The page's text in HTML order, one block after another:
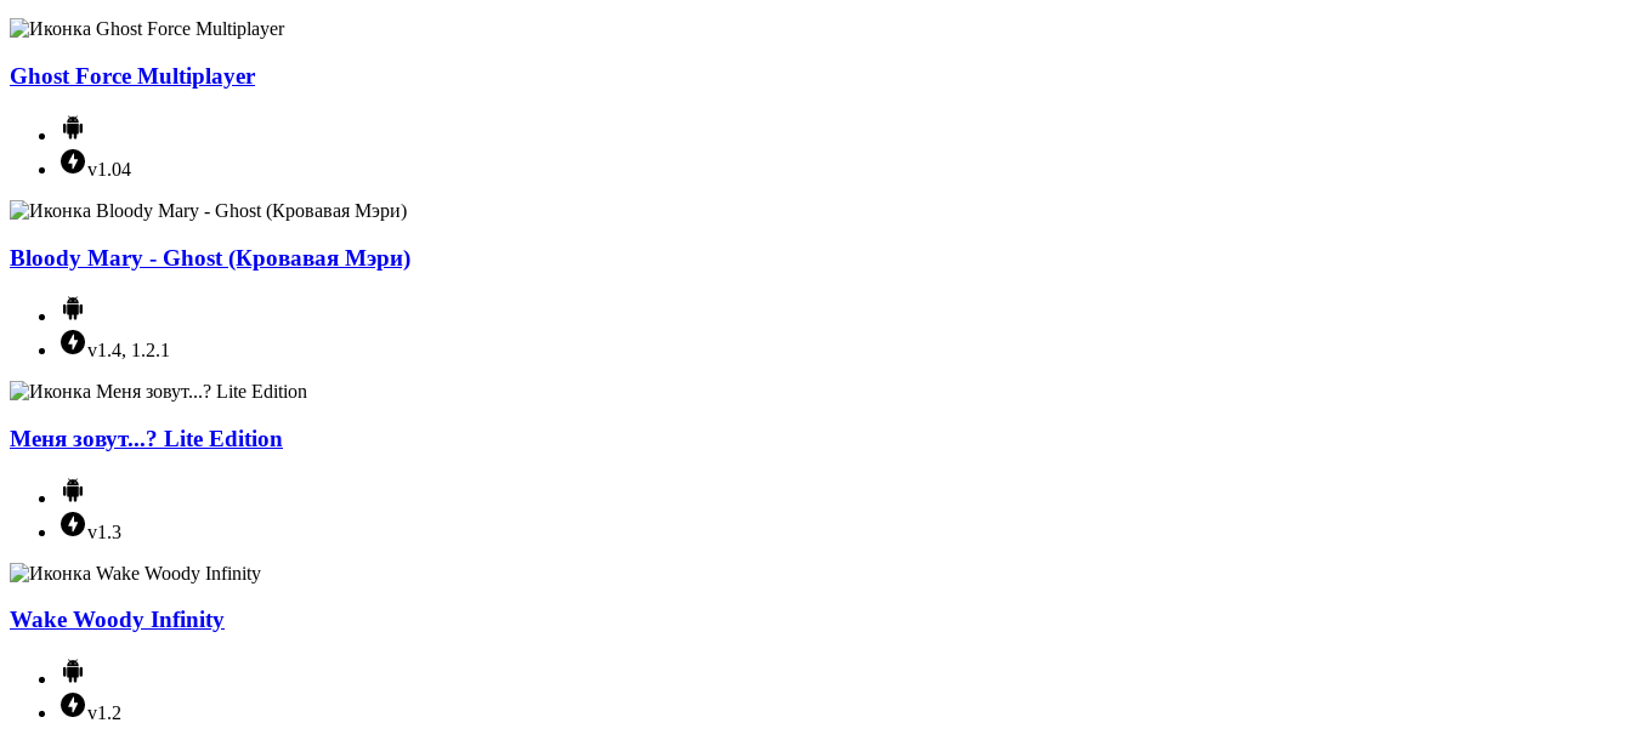
Ghost Force Multiplayer
v1.04
Bloody Mary - Ghost (Кровавая Мэри)
v1.4, 1.2.1
Меня зовут...? Lite Edition
v1.3
Wake Woody Infinity
v1.2